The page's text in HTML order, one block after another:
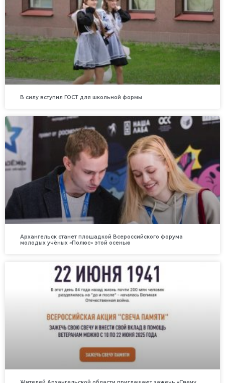
В силу вступил ГОСТ для школьной формы
Архангельск станет площадкой Всероссийского форума
молодых учёных «Полюс» этой осенью